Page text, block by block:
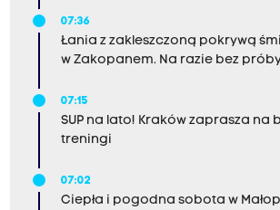
07:36
Łania z zakleszczoną pokrywą
w Zakopanem. Na razie bez
07:15
SUP na lato! Kraków zaprasza na
treningi
07:02
Ciepła i pogodna sobota w